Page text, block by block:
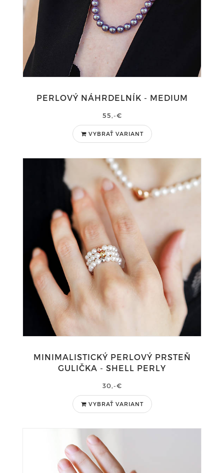
PERLOVÝ NÁHRDELNÍK - MEDIUM
55,-€
VYBRAŤ VARIANT
MINIMALISTICKÝ PERLOVÝ PRSTEŇ
GULIČKA - SHELL PERLY
30,-€
VYBRAŤ VARIANT